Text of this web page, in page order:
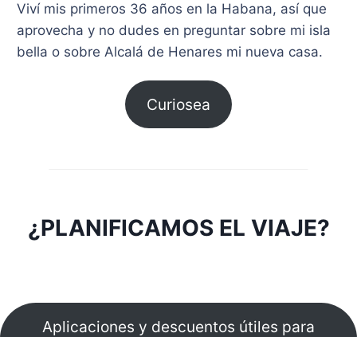
Viví mis primeros 36 años en la Habana, así que
aprovecha y no dudes en preguntar sobre mi isla
bella o sobre Alcalá de Henares mi nueva casa.
Curiosea
¿PLANIFICAMOS EL VIAJE?
Aplicaciones y descuentos útiles para